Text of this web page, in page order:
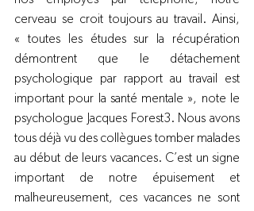
cerveau se croit toujours au travail. Ainsi,
« toutes les études sur la récupération
démontrent que le détachement
psychologique par rapport au travail est
important pour la santé mentale », note le
psychologue Jacques Forest3. Nous avons
tous déjà vu des collègues tomber malades
au début de leurs vacances. C’est un signe
important de notre épuisement et
malheureusement, ces vacances ne sont